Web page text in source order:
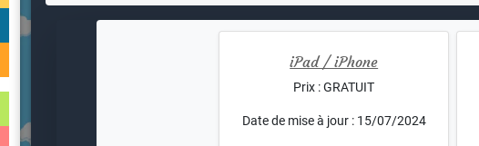
iPad / iPhone
Prix : GRATUIT
Date de mise à jour : 15/07/2024